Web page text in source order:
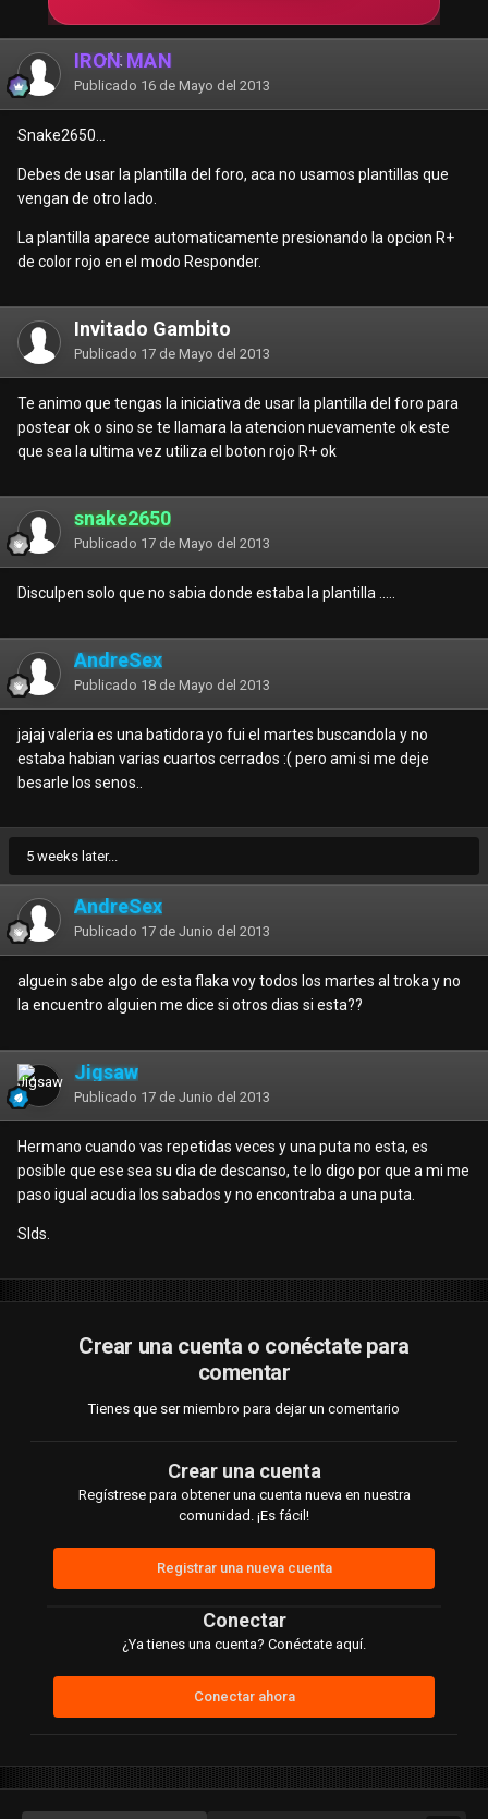
IRON MAN
Publicado 16 de Mayo del 2013
Snake2650...
Debes de usar la plantilla del foro, aca no usamos plantillas que
vengan de otro lado.
La plantilla aparece automaticamente presionando la opcion R+
de color rojo en el modo Responder.
Invitado Gambito
Publicado 17 de Mayo del 2013
Te animo que tengas la iniciativa de usar la plantilla del foro para
postear ok o sino se te llamara la atencion nuevamente ok este
que sea la ultima vez utiliza el boton rojo R+ ok
snake2650
Publicado 17 de Mayo del 2013
Disculpen solo que no sabia donde estaba la plantilla .....
AndreSex
Publicado 18 de Mayo del 2013
jajaj valeria es una batidora yo fui el martes buscandola y no
estaba habian varias cuartos cerrados :( pero ami si me deje
besarle los senos..
5 weeks later...
AndreSex
Publicado 17 de Junio del 2013
alguein sabe algo de esta flaka voy todos los martes al troka y no
la encuentro alguien me dice si otros dias si esta??
Jigsaw
Publicado 17 de Junio del 2013
Hermano cuando vas repetidas veces y una puta no esta, es
posible que ese sea su dia de descanso, te lo digo por que a mi me
paso igual acudia los sabados y no encontraba a una puta.
Slds.
Crear una cuenta o conéctate para
comentar
Tienes que ser miembro para dejar un comentario
Crear una cuenta
Regístrese para obtener una cuenta nueva en nuestra
comunidad. ¡Es fácil!
Registrar una nueva cuenta
Conectar
¿Ya tienes una cuenta? Conéctate aquí.
Conectar ahora